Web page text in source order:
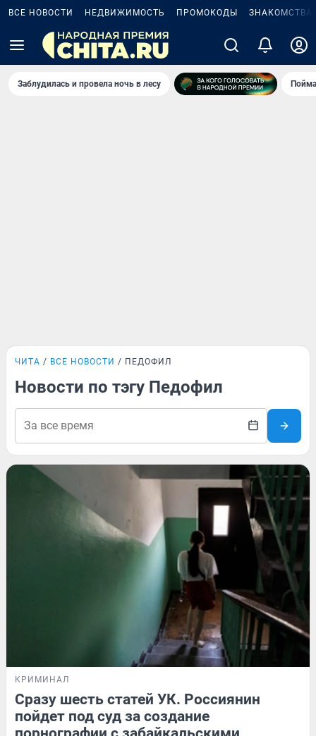
ВСЕ НОВОСТИ НЕДВИЖИМОСТЬ ПРОМОКОДЫ ЗНАКОМСТВА
Заблудилась и провела ночь в лесу
ЧИТА ВСЕ НОВОСТИ ПЕДОФИЛ
Новости по тэгу Педофил
КРИМИНАЛ
Сразу шесть статей УК. Россиянин
пойдет под суд за создание